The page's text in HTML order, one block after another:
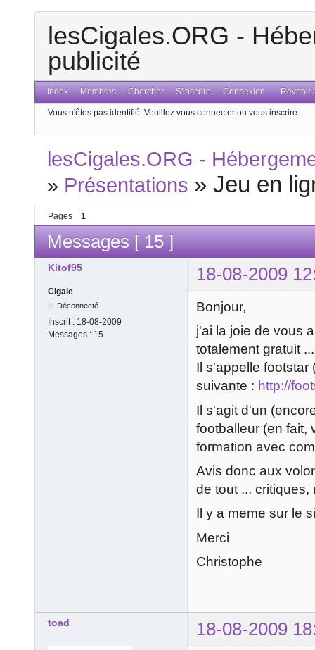
lesCigales.ORG -
publicité
Index Membres Chercher S'inscrire Connexion Revenir
Vous n'êtes pas identifié. Veuillez vous connecter ou vous inscrire.
lesCigales.ORG -
» Présentations »Jeu en
Pages 1
Messages [ 15 ]
Kitof95 18-08-2009
Cigale
Déconnecté
Inscrit : 18-08-2009
Messages : 15
Bonjour,
j'ai la joie de vous
totalement gratuit ...
Il s'appelle footstar
suivante : http://
Il s'agit d'un
footballeur (en fait,
formation avec
Avis donc aux
de tout ... critiques,
Il y a meme sur le
Merci
Christophe
toad 18-08-2009